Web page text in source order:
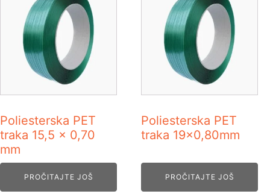
Poliesterska PET
traka 15,5 x 0,70
mm
PROČITAJTE JOŠ
Poliesterska PET
traka 19x0,80mm
PROČITAJTE JOŠ